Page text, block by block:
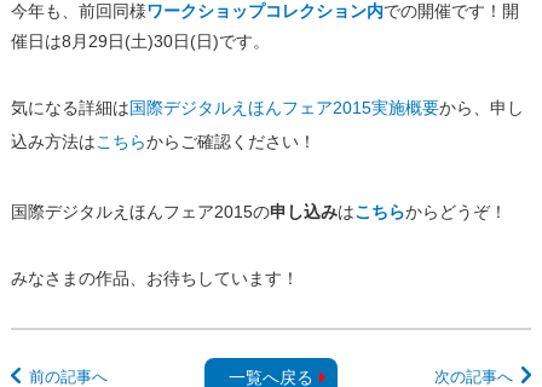
今年も、前回同様ワークショップコレクション内での開催です！開
催日は8月29日(土)30日(日)です。
気になる詳細は国際デジタルえほんフェア2015実施概要から、申し
込み方法はこちらからご確認ください！
国際デジタルえほんフェア2015の申し込みはこちらからどうぞ！
みなさまの作品、お待ちしています！
前の記事へ 一覧へ戻る 次の記事へ